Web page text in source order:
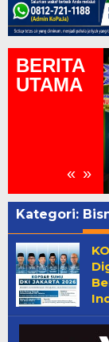
BERITA
UTAMA
« »
Kategori: